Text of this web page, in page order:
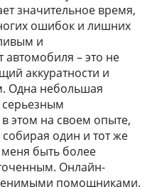
значительное время,
ошибок и лишних
и
– это не
аккуратности и
Одна небольшая
этом на своем опыте,
один и тот же
быть более
Онлайн-
помощниками.